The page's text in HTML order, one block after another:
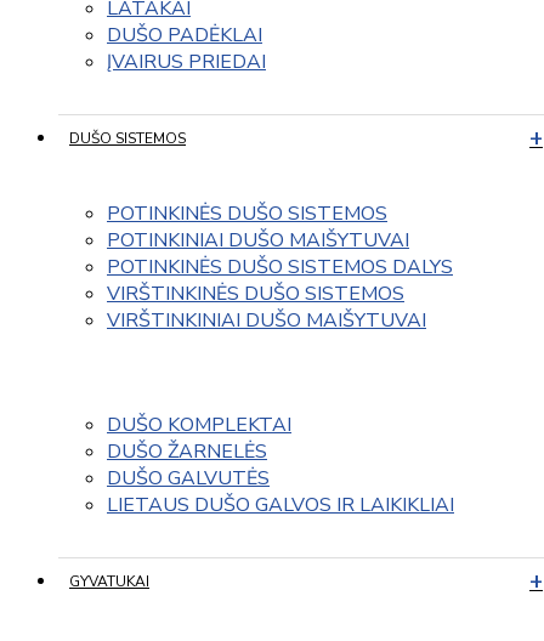
LATAKAI
DUŠO PADĖKLAI
ĮVAIRUS PRIEDAI
DUŠO SISTEMOS
POTINKINĖS DUŠO SISTEMOS
POTINKINIAI DUŠO MAIŠYTUVAI
POTINKINĖS DUŠO SISTEMOS DALYS
VIRŠTINKINĖS DUŠO SISTEMOS
VIRŠTINKINIAI DUŠO MAIŠYTUVAI
DUŠO KOMPLEKTAI
DUŠO ŽARNELĖS
DUŠO GALVUTĖS
LIETAUS DUŠO GALVOS IR LAIKIKLIAI
GYVATUKAI